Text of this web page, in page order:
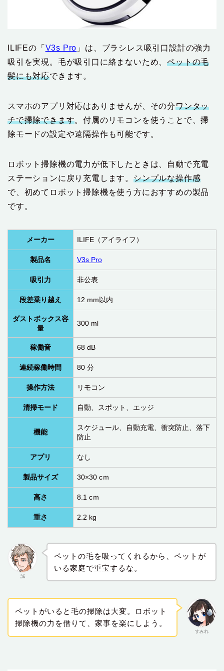
ILIFEの「 V3s Pro 」は、ブラシレス吸引口設計の強力
吸引を実現。毛が吸引口に絡まないため、ペットの毛
髪にも対応できます。
スマホのアプリ対応はありませんが、その分ワンタッ
チで掃除できます。付属のリモコンを使うことで、掃
除モードの設定や遠隔操作も可能です。
ロボット掃除機の電力が低下したときは、自動で充電
ステーションに戻り充電します。シンプルな操作感
で、初めてロボット掃除機を使う方におすすめの製品
です。
メーカー ILIFE（アイライフ）
製品名 V3s Pro
吸引力 非公表
段差乗り越え 12 mm以内
ダストボックス容
量
300 ml
稼働音 68 dB
連続稼働時間 80 分
操作方法 リモコン
清掃モード 自動、スポット、エッジ
機能
スケジュール、自動充電、衝突防止、落下
防止
アプリ なし
製品サイズ 30×30 cｍ
高さ‎ 8.1 cｍ
重さ 2.2 kg
誠
ペットの毛を吸ってくれるから、ペットが
いる家庭で重宝するな。
すみれ
ペットがいると毛の掃除は大変。ロボット
掃除機の力を借りて、家事を楽にしよう。